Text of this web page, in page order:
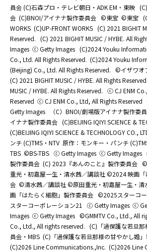
員会 (C)石森プロ・テレビ朝日・ADK EM・東映
会 (C)BNOI/アイナナ製作委員会 ©東宝 ©東宝
WORKS (C)UP-FRONT WORKS (C) 2021 BIGHIT
Reserved. (C) 2021 BIGHIT MUSIC / HYBE. All
Images ⓒ Getty Images (C)2024 Youku
Co., Ltd. All Rights Reserved. (C)2024 Youku
(Beijing) Co., Ltd. All Rights Reserved. ©イザワオ
(C) 2021 BIGHIT MUSIC / HYBE. All Rights Reserved.
MUSIC / HYBE. All Rights Reserved. ⓒ CJ ENM
Reserved ⓒ CJ ENM Co., Ltd, All Rights Reserved
Getty Images
（C）BNOI/劇場版アイナナ製作委
イナナ製作委員会 (C)BEIJING IQIYI SCIENCE &
(C)BEIJING IQIYI SCIENCE & TECHNOLOGY CO.,
ンチ (C)TMS・NTV 原作：モンキー・パンチ
TBS ©BS-TBS ⓒ Getty Images ⓒ Getty Images
製作委員会 (C) 2023『あんのこと』製作委員会 ©
重光・初嘉屋一生・清水茜／講談社 ©2024 映画
会 ©清水茜／講談社 ©原田重光・初嘉屋一生・
画「はたらく細胞」製作委員会 ©2025スターコ
スターコーポレーション21
ⓒ Getty Images ⓒ
Images ⓒ Getty Images ©GMMTV Co., Ltd., All
Co., Ltd., All rights reserved. (C)「過保護な若旦
員会・MBS (C)「過保護な若旦那様の甘やかし婚
(C)2026 Line Communications.,Inc. (C)2026 Line